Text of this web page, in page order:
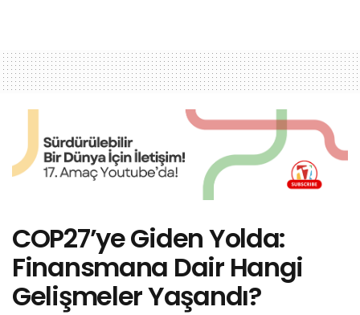
COP27’ye Giden Yolda:
Finansmana Dair Hangi
Gelişmeler Yaşandı?